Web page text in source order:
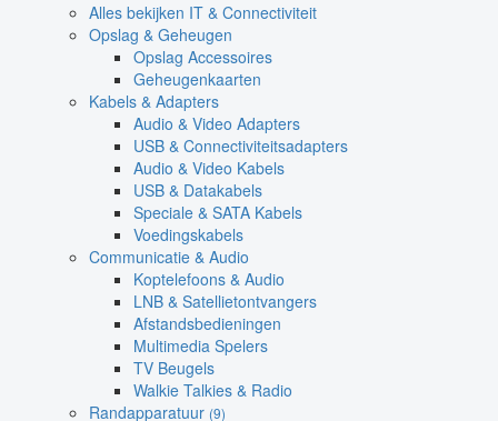
Alles bekijken IT & Connectiviteit
Opslag & Geheugen
Opslag Accessoires
Geheugenkaarten
Kabels & Adapters
Audio & Video Adapters
USB & Connectiviteitsadapters
Audio & Video Kabels
USB & Datakabels
Speciale & SATA Kabels
Voedingskabels
Communicatie & Audio
Koptelefoons & Audio
LNB & Satellietontvangers
Afstandsbedieningen
Multimedia Spelers
TV Beugels
Walkie Talkies & Radio
Randapparatuur (9)